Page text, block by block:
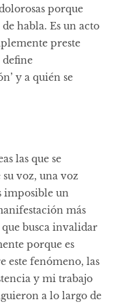
porque
habla. Es un acto
preste
define
y a quién se
las que se
voz, una voz
imposible un
más
busca invalidar
porque es
este fenómeno, las
y mi trabajo
a lo largo de